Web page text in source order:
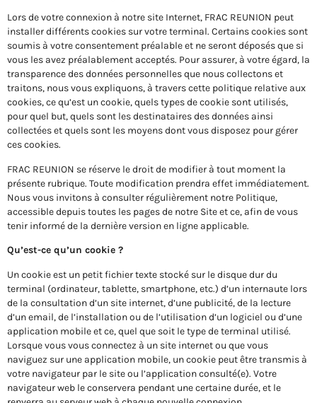
Lors de votre connexion à notre site Internet, FRAC REUNION peut
installer différents cookies sur votre terminal. Certains cookies sont
soumis à votre consentement préalable et ne seront déposés que si
vous les avez préalablement acceptés. Pour assurer, à votre égard, la
transparence des données personnelles que nous collectons et
traitons, nous vous expliquons, à travers cette politique relative aux
cookies, ce qu’est un cookie, quels types de cookie sont utilisés,
pour quel but, quels sont les destinataires des données ainsi
collectées et quels sont les moyensdont vous disposez pour gérer
ces cookies.
FRAC REUNION se réserve le droit de modifier à tout moment la
présente rubrique. Toute modification prendra effet immédiatement.
Nous vous invitons à consulter régulièrement notre Politique,
accessible depuis toutes les pages de notre Site et ce, afin de vous
tenir informé de la dernière version en ligne applicable.
Qu’est-ce qu’un cookie ?
Un cookie est un petit fichier texte stocké sur le disque dur du
terminal (ordinateur, tablette, smartphone, etc.) d’un internaute lors
de la consultation d’un site internet, d’une publicité, de la lecture
d’un email, de l’installation ou de l’utilisation d’un logiciel ou d’une
application mobile et ce, quel que soit le type de terminal utilisé.
Lorsque vous vous connectez à un site internet ou que vous
naviguez sur une application mobile, un cookie peut être transmis à
votre navigateur par le site ou l’application consulté(e). Votre
navigateur web le conservera pendant une certaine durée, et le